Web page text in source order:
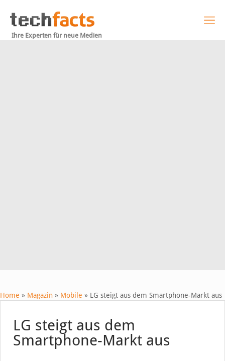
Ihre Experten für neue Medien
Home » Magazin » Mobile » LG steigt aus dem Smartphone-Markt aus
LG steigt aus dem
Smartphone-Markt aus